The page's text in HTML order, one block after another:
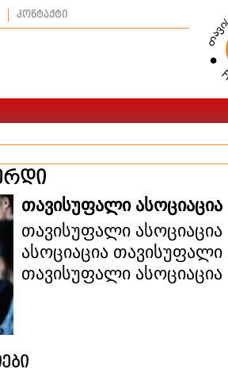
კონტაქტი
თავისუფალი ასოციაცია
თავისუფალი
ასოციაცია თავისუფალი
თავისუფალი ასოციაცია